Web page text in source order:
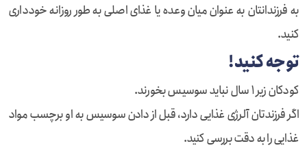
به فرزندانتان به عنوان میان وعده یا غذای اصلی به طور روزانه خودداری
کنید.
توجه کنید!
کودکان زیر ۱ سال نباید سوسیس بخورند.
اگر فرزندتان آلرژی غذایی دارد، قبل از دادن سوسیس به او برچسب مواد
غذایی را به دقت بررسی کنید.